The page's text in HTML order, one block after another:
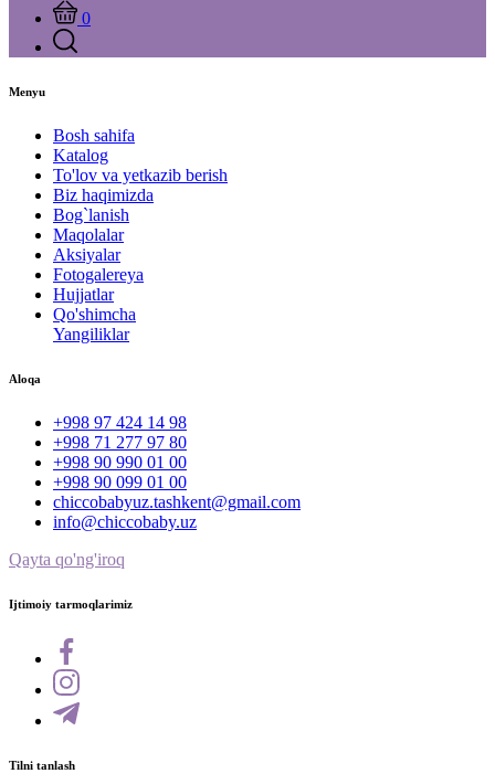
0
Menyu
Bosh sahifa
Katalog
To'lov va yetkazib berish
Biz haqimizda
Bog`lanish
Maqolalar
Aksiyalar
Fotogalereya
Hujjatlar
Qo'shimcha
Yangiliklar
Aloqa
+998 97 424 14 98
+998 71 277 97 80
+998 90 990 01 00
+998 90 099 01 00
chiccobabyuz.tashkent@gmail.com
info@chiccobaby.uz
Qayta qo'ng'iroq
Ijtimoiy tarmoqlarimiz
Tilni tanlash